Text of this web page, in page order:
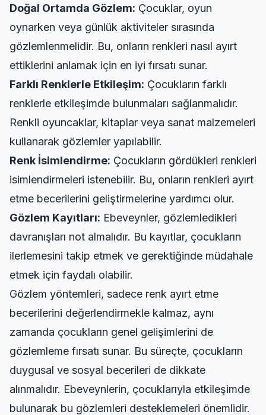
Doğal Ortamda Gözlem: Çocuklar, oyun
oynarken veya günlük aktiviteler sırasında
gözlemlenmelidir. Bu, onların renkleri nasıl ayırt
ettiklerini anlamak için en iyi fırsatı sunar.
Farklı Renklerle Etkileşim: Çocukların farklı
renklerle etkileşimde bulunmaları sağlanmalıdır.
Renkli oyuncaklar, kitaplar veya sanat malzemeleri
kullanarak gözlemler yapılabilir.
Renk İsimlendirme: Çocukların gördükleri renkleri
isimlendirmeleri istenebilir. Bu, onların renkleri ayırt
etme becerilerini geliştirmelerine yardımcı olur.
Gözlem Kayıtları: Ebeveynler, gözlemledikleri
davranışları not almalıdır. Bu kayıtlar, çocukların
ilerlemesini takip etmek ve gerektiğinde müdahale
etmek için faydalı olabilir.
Gözlem yöntemleri, sadece renk ayırt etme
becerilerini değerlendirmekle kalmaz, aynı
zamanda çocukların genel gelişimlerini de
gözlemleme fırsatı sunar. Bu süreçte, çocukların
duygusal ve sosyal becerileri de dikkate
alınmalıdır. Ebeveynlerin, çocuklarıyla etkileşimde
bulunarak bu gözlemleri desteklemeleri önemlidir.